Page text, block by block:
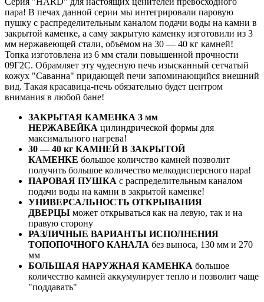
пара! В печах данной серии мы интегрировали паровую
пушку с распределительным каналом подачи воды на камни в
закрытой каменке, а саму закрытую каменку изготовили из 3
мм нержавеющей стали, объёмом на 30 — 40 кг камней!
Топка изготовлена из 6 мм стали повышенной прочности
09Г2С. Обрамляет эту чудесную печь изысканный сетчатый
кожух "Саванна" придающей печи запоминающийся внешний
вид. Такая красавица-печь обязательно будет центром
внимания в любой бане!
ЗАКРЫТАЯ КАМЕНКА 3 мм
НЕРЖАВЕЙКА цилиндрической формы для
максимального нагрева!
30 — 40 кг КАМНЕЙ В ЗАКРЫТОЙ
КАМЕНКЕ большое количство камней позволит
получить большое количество мелкодисперсного пара!
ПАРОВАЯ ПУШКА с распределительным каналом
подачи воды на камни в закрытой каменке!
УНИВЕРСАЛЬНОСТЬ ОТКРЫВАНИЯ
ДВЕРЦЫ может открываться как на левую, так и на
правую сторону
РАЗЛИЧНЫЕ ВАРИАНТЫ ИСПОЛНЕНИЯ
ТОПОПОЧНОГО КАНАЛА без выноса, 130 мм и 270
мм
БОЛЬШАЯ НАРУЖНАЯ КАМЕНКА большое
количество камней аккумулирует тепло и позволит чаще
"поддавать"